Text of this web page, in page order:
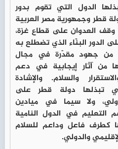
الدول التي تقوم بدور
قطر وجمهورية مصر العربية
وقف العدوان على قطاع غزة،
الدور البنّاء الذي تضطلع به
من جهود مقدّرة في مجال
من آثار إيجابية في دعم
والسلام. والإشادة
تبذلها دولة قطر على
ولا سيما في ميادين
التعليم في الدول النامية
كطرف فاعل وداعم للسلام
والدولي.